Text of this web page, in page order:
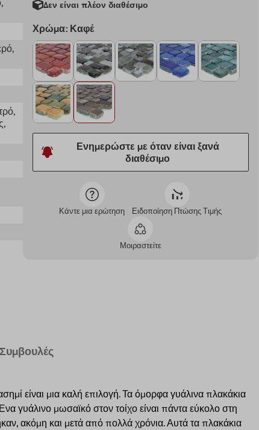
,
,
,
Δεν είναι πλέον διαθέσιμο
Χρώμα: Καφέ
Ενημερώστε με όταν είναι ξανά
διαθέσιμο
Κάντε μια ερώτηση Ειδοποίηση Πτώσης Τιμής
Μοιραστείτε
Συμβουλές
είναι μια καλή επιλογή. Τα όμορφα γυάλινα πλακάκια
γυάλινο μωσαϊκό στον τοίχο είναι πάντα εύκολο στη
ακόμη και μετά από πολλά χρόνια. Αυτά τα πλακάκια